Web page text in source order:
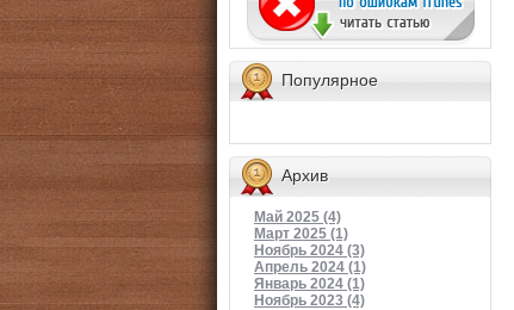
Популярное
Архив
Май 2025 (4)
Март 2025 (1)
Ноябрь 2024 (3)
Апрель 2024 (1)
Январь 2024 (1)
Ноябрь 2023 (4)